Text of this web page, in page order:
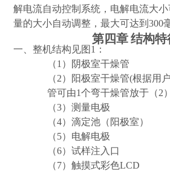
解电流自动控制系统，电解电流大
量的大小自动调整，最大可达到300
第四章结构特
一、整机结构见图 1 ：
（1 ）阴极室干燥管
（2）阳极室干燥管(根据用
管可由1个弯干燥管放于（2
（3）测量电极
（4）滴定池（阳极室）
（5）电解电极
（6）试样注入口
（7）触摸式彩色LCD